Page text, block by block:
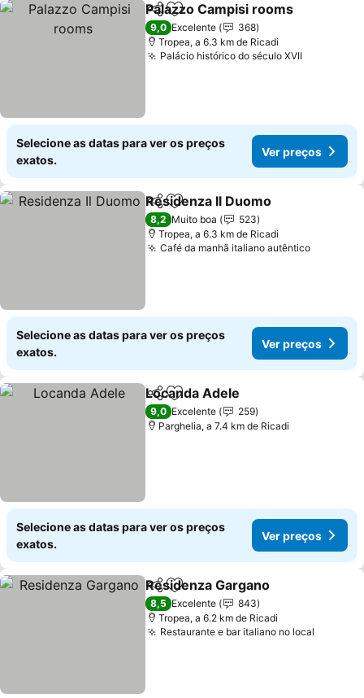
PartilharAdicionar aos favoritos
Palazzo Campisi rooms
9,0 Excelente
368
Tropea, a 6.3 km de Ricadi
Palácio histórico do século XVIIVer
Selecione as datas para ver os preços
exatos.
Ver preços
PartilharAdicionar aos favoritos
Residenza Il Duomo
8,2 Muito boa
523
Tropea, a 6.3 km de Ricadi
Café da manhã italiano autênticoVer
Selecione as datas para ver os preços
exatos.
Ver preços
PartilharAdicionar aos favoritos
Locanda Adele
9,0 Excelente
259
Parghelia, a 7.4 km de Ricadi
Selecione as datas para ver os preços
exatos.
Ver preços
PartilharAdicionar aos favoritos
Residenza Gargano
8,5 Excelente
843
Tropea, a 6.2 km de Ricadi
Restaurante e bar italiano no local